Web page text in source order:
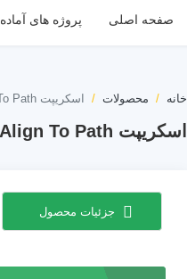
صفحه اصلی پروژه های آماده
خانه محصولات اسکریپت Align To Path به همراه کرک
اسکریپت Align To Path به همراه کرک
جزئیات محصول